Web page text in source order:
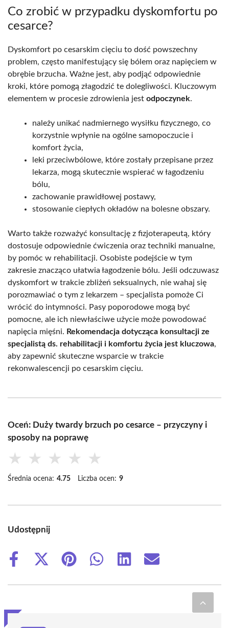
Co zrobić w przypadku dyskomfortu po
cesarce?
Dyskomfort po cesarskim cięciu to dość powszechny
problem, często manifestujący się bólem oraz napięciem w
obrębie brzucha. Ważne jest, aby podjąć odpowiednie
kroki, które pomogą złagodzić te dolegliwości. Kluczowym
elementem w procesie zdrowienia jest odpoczynek.
należy unikać nadmiernego wysiłku fizycznego, co
korzystnie wpłynie na ogólne samopoczucie i
komfort życia,
leki przeciwbólowe, które zostały przepisane przez
lekarza, mogą skutecznie wspierać w łagodzeniu
bólu,
zachowanie prawidłowej postawy,
stosowanie ciepłych okładów na bolesne obszary.
Warto także rozważyć konsultację z fizjoterapeutą, który
dostosuje odpowiednie ćwiczenia oraz techniki manualne,
by pomóc w rehabilitacji. Osobiste podejście w tym
zakresie znacząco ułatwia łagodzenie bólu. Jeśli odczuwasz
dyskomfort w trakcie zbliżeń seksualnych, nie wahaj się
porozmawiać o tym z lekarzem – specjalista pomoże Ci
wrócić do intymności. Pasy poporodowe mogą być
pomocne, ale ich niewłaściwe użycie może powodować
napięcia mięśni. Rekomendacja dotycząca konsultacji ze
specjalistą ds. rehabilitacji i komfortu życia jest kluczowa,
aby zapewnić skuteczne wsparcie w trakcie
rekonwalescencji po cesarskim cięciu.
Oceń: Duży twardy brzuch po cesarce – przyczyny i
sposoby na poprawę
★ ★ ★ ★ ★
Średnia ocena: 4.75 Liczba ocen: 9
Udostępnij
Share
Share
(Twitter)
Share
Share
Share
Share